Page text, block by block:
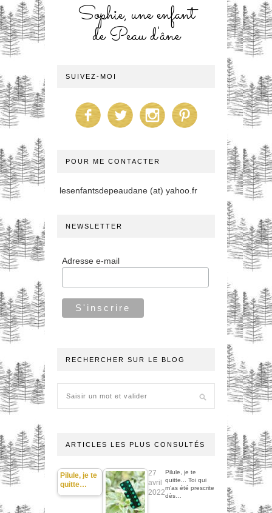
Sophie, une enfant
de Peau d'âne
SUIVEZ-MOI
POUR ME CONTACTER
lesenfantsdepeaudane (at) yahoo.fr
NEWSLETTER
Adresse e-mail
RECHERCHER SUR LE BLOG
ARTICLES LES PLUS CONSULTÉS
Pilule, je te
quitte…
27
avril
2022
Pilule, je te
quitte... Toi qui
m'as été prescrite
dès…